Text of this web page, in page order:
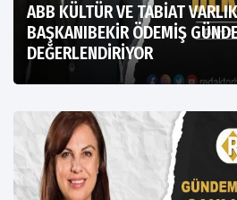
ABB KÜLTÜR VE TABİAT
BAŞKANIBEKİR ÖDEMİŞ
DEĞERLENDİRİYOR